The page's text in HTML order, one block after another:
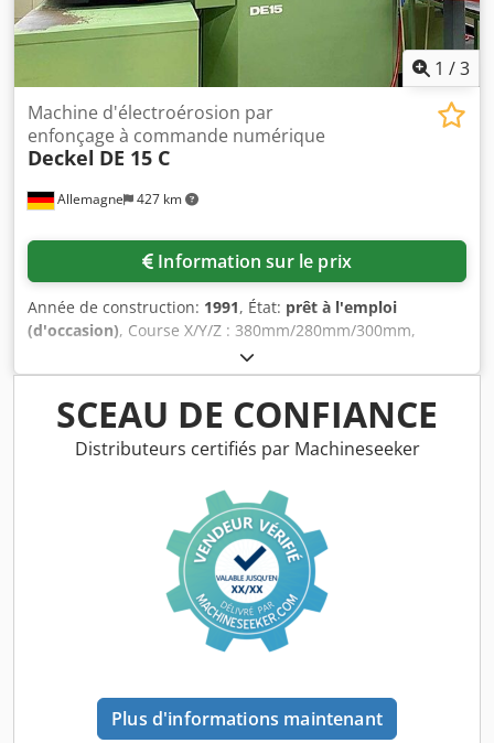
1 /3
Allemagne 427 km
Machine d'électroérosion par
enfonçage à commande numérique
Deckel DE 15 C
Information sur le prix
Année de construction: 1991, État: prêt à l'emploi
(d'occasion), Course X/Y/Z : 380mm/280mm/300mm,
dimensions de travail X/Y/Z : 580mm/450mm/340mm,
poids maximal de l'électrode : 50kg. Dimensions de la
machine X/Y/Z : env. 2100mm/1650mm/1750mm, poids :
env. 3500kg. Une visite sur site est possible. Djdjzb Nlwjpfx
Ah Towa
SCEAU DE CONFIANCE
Distributeurs certifiés par Machineseeker
Plus d'informations maintenant